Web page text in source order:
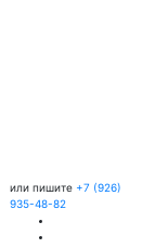
или пишите +7 (926)
935-48-82